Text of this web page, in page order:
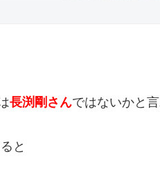
長渕剛さんではないかと
と